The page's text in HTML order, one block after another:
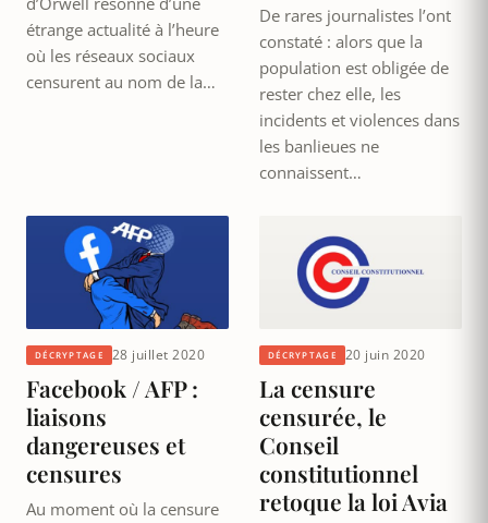
étrange actualité à l’heure
où les réseaux sociaux
censurent au nom de la…
De rares journalistes l’ont
constaté : alors que la
population est obligée de
rester chez elle, les
incidents et violences dans
les banlieues ne
connaissent…
DÉCRYPTAGE 28 juillet 2020
Facebook / AFP :
liaisons
dangereuses et
censures
Au moment où la censure
DÉCRYPTAGE 20 juin 2020
La censure
censurée, le
Conseil
constitutionnel
retoque la loi Avia